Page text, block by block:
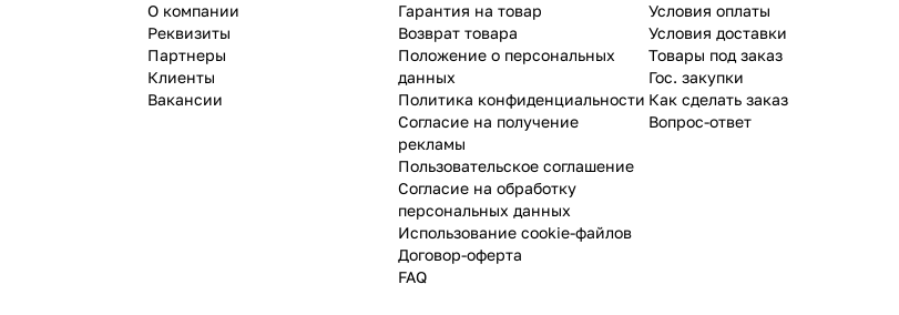
О компании
Реквизиты
Партнеры
Клиенты
Вакансии
Гарантия на товар
Возврат товара
Положение о персональных
данных
Политика конфиденциальности
Согласие на получение
рекламы
Пользовательское соглашение
Согласие на обработку
персональных данных
Использование cookie-файлов
Договор-оферта
FAQ
Условия оплаты
Условия доставки
Товары под заказ
Гос. закупки
Как сделать заказ
Вопрос-ответ